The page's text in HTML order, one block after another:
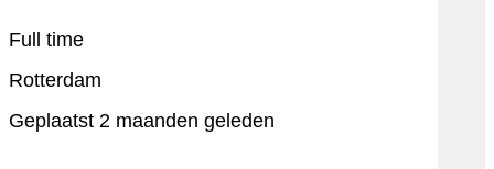
Full time
Rotterdam
Geplaatst 2 maanden geleden